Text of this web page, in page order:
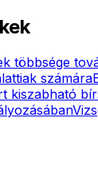
többsége
számára
kiszabható